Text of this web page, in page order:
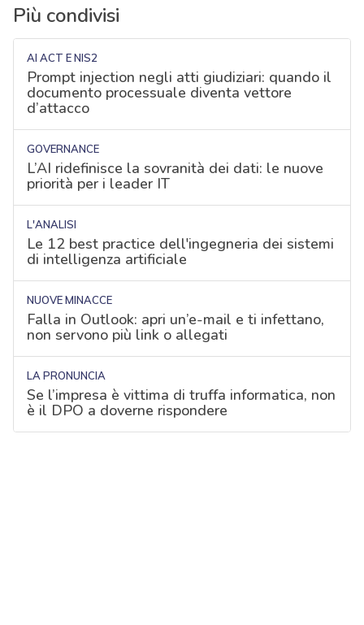
Più condivisi
AI ACT E NIS2
Prompt injection negli atti giudiziari: quando il
documento processuale diventa vettore
d’attacco
GOVERNANCE
L’AI ridefinisce la sovranità dei dati: le nuove
priorità per i leader IT
L'ANALISI
Le 12 best practice dell'ingegneria dei sistemi
di intelligenza artificiale
NUOVE MINACCE
Falla in Outlook: apri un’e-mail e ti infettano,
non servono più link o allegati
LA PRONUNCIA
Se l’impresa è vittima di truffa informatica, non
è il DPO a doverne rispondere